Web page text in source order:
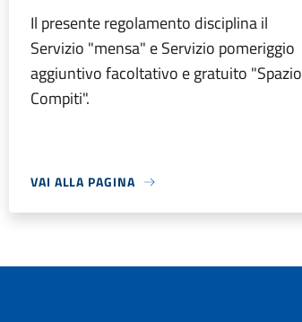
Il presente regolamento disciplina il
Servizio "mensa" e Servizio pomeriggio
aggiuntivo facoltativo e gratuito "Spazio
Compiti".
VAI ALLA PAGINA